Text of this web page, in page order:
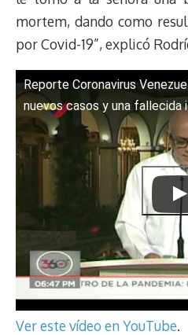
mortem, dando como
por Covid-19”, explicó
Reporte Coronavirus
nuevos casos y una
Ver este vídeo en YouTube.